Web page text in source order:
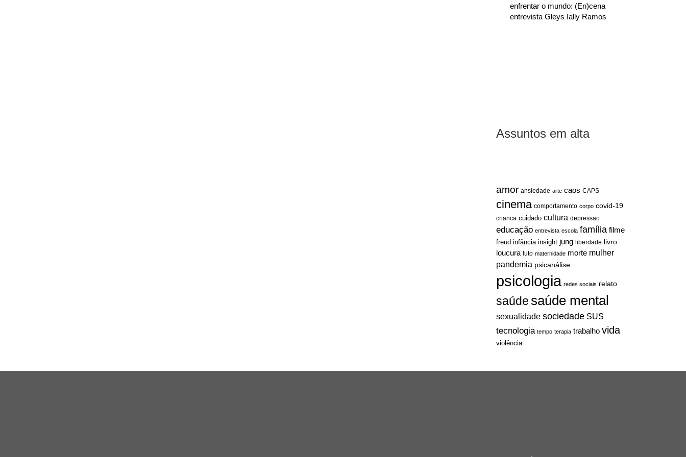
enfrentar o mundo: (En)cena
entrevista Gleys Ially Ramos
Assuntos em alta
amor ansiedade arte caos CAPS
cinema comportamento corpo covid-19
crianca cuidado cultura depressao
educação entrevista escola família filme
freud infância insight jung liberdade livro
loucura luto maternidade morte mulher
pandemia psicanálise
psicologia redes sociais relato
saúdesaúde mental
sexualidade sociedade SUS
tecnologia tempo terapia trabalho vida
violência